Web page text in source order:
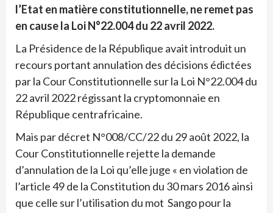
l’Etat en matière constitutionnelle, ne remet pas
en cause la Loi N°22.004 du 22 avril 2022.
La Présidence de la République avait introduit un
recours portant annulation des décisions édictées
par la Cour Constitutionnelle sur la Loi N°22.004 du
22 avril 2022 régissant la cryptomonnaie en
République centrafricaine.
Mais par décret N°008/CC/22 du 29 août 2022, la
Cour Constitutionnelle rejette la demande
d’annulation de la Loi qu’elle juge « en violation de
l’article 49 de la Constitution du 30 mars 2016 ainsi
que celle sur l’utilisation du mot Sango pour la